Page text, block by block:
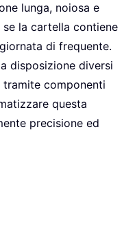
lunga, noiosa e
la cartella contiene
di frequente.
disposizione diversi
componenti
questa
precisione ed